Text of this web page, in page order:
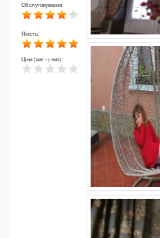
Обслуговування:
Якість:
Ціни (вис -> низ):